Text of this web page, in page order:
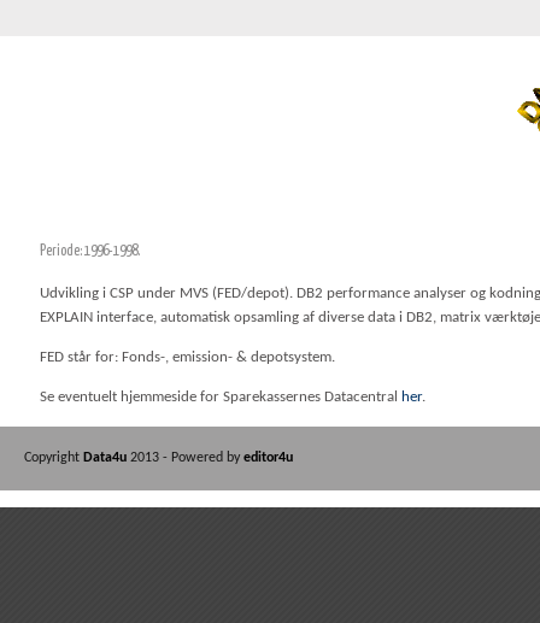
Periode: 1996-1998.
Udvikling i CSP under MVS (FED/depot). DB2 performance analyser og
EXPLAIN interface, automatisk opsamling af diverse data i DB2, matrix
FED står for: Fonds-, emission- & depotsystem.
Se eventuelt hjemmeside for Sparekassernes Datacentral her.
Copyright Data4u 2013 - Powered by editor4u